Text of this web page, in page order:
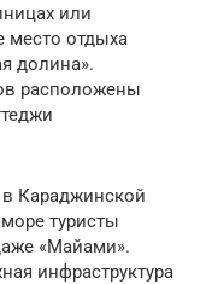
или
место отдыха
долина».
расположены
в Караджинской
туристы
«Майами».
инфраструктура